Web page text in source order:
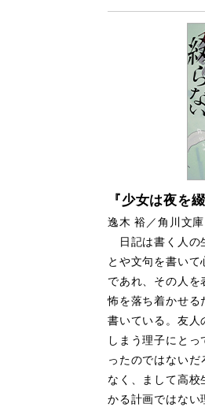
『少女は夜を
逸木 裕／角川文庫
日記は書く人の
とや文句を書いて
であれ、その人を
怖を落ち着かせる
書いている。友人
しまう理子にと
ったのではない
なく、まして高校
かる計画ではない